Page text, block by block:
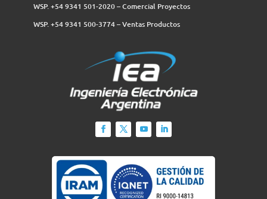
WSP. +54 9341 501-2020 – Comercial Proyectos
WSP. +54 9341 500-3774‬ – Ventas Productos